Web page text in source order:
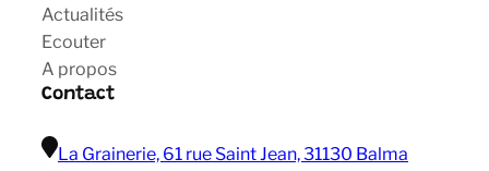
Actualités
Ecouter
A propos
Contact
La Grainerie, 61 rue Saint Jean, 31130 Balma